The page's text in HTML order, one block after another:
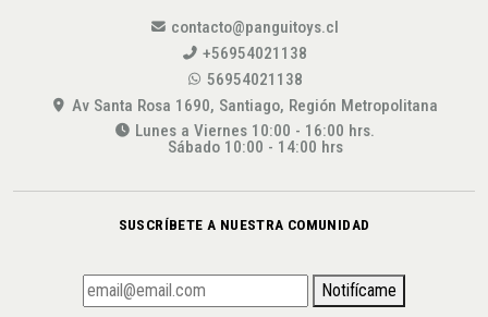
contacto@panguitoys.cl
+56954021138
56954021138
Av Santa Rosa 1690, Santiago, Región Metropolitana
Lunes a Viernes 10:00 - 16:00 hrs.
Sábado 10:00 - 14:00 hrs
SUSCRÍBETE A NUESTRA COMUNIDAD
Notifícame